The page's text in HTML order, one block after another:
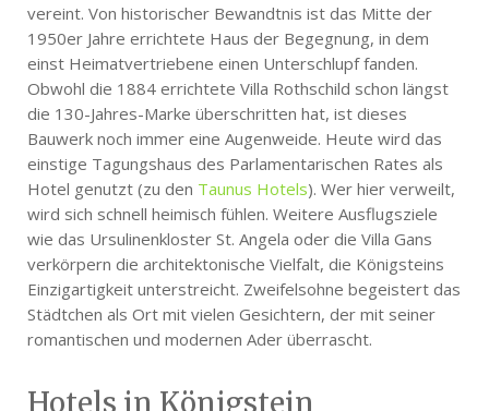
vereint. Von historischer Bewandtnis ist das Mitte der
1950er Jahre errichtete Haus der Begegnung, in dem
einst Heimatvertriebene einen Unterschlupf fanden.
Obwohl die 1884 errichtete Villa Rothschild schon längst
die 130-Jahres-Marke überschritten hat, ist dieses
Bauwerk noch immer eine Augenweide. Heute wird das
einstige Tagungshaus des Parlamentarischen Rates als
Hotel genutzt (zu den Taunus Hotels). Wer hier verweilt,
wird sich schnell heimisch fühlen. Weitere Ausflugsziele
wie das Ursulinenkloster St. Angela oder die Villa Gans
verkörpern die architektonische Vielfalt, die Königsteins
Einzigartigkeit unterstreicht. Zweifelsohne begeistert das
Städtchen als Ort mit vielen Gesichtern, der mit seiner
romantischen und modernen Ader überrascht.
Hotels in Königstein